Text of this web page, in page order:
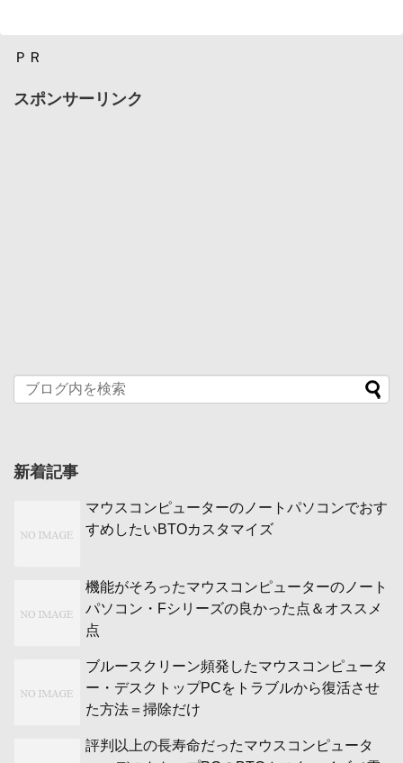
ＰＲ
スポンサーリンク
新着記事
マウスコンピューターのノートパソコンでおす
すめしたいBTOカスタマイズ
機能がそろったマウスコンピューターのノート
パソコン・Fシリーズの良かった点＆オススメ
点
ブルースクリーン頻発したマウスコンピュータ
ー・デスクトップPCをトラブルから復活させ
た方法＝掃除だけ
評判以上の長寿命だったマウスコンピュータ